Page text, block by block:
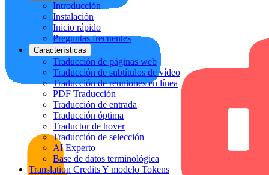
Introducción
Instalación
Inicio rápido
Preguntas frecuentes
Características
Traducción de páginas web
Traducción de subtítulos de vídeo
Traducción de reuniones en línea
PDF Traducción
Traducción de entrada
Traducción óptima
Traductor de hover
Traducción de selección
AI Experto
Base de datos terminológica
Translation Credits Y modelo Tokens